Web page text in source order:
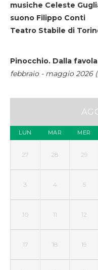
musiche Celeste
suono Filippo Conti
Teatro Stabile di
Pinocchio. Dalla
febbraio - maggio 2026
LUN MAR MER
27 28 29
3 4 5
10 11 12
17 18 19